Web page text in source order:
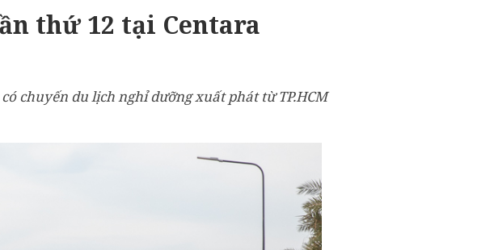
thứ 12 tại Centara
chuyến du lịch nghỉ dưỡng xuất phát từ TP.HCM